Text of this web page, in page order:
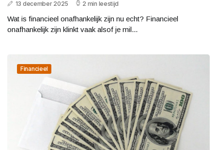
13 december 2025 2 min leestijd
Wat is financieel onafhankelijk zijn nu echt? Financieel
onafhankelijk zijn klinkt vaak alsof je mil...
Financieel